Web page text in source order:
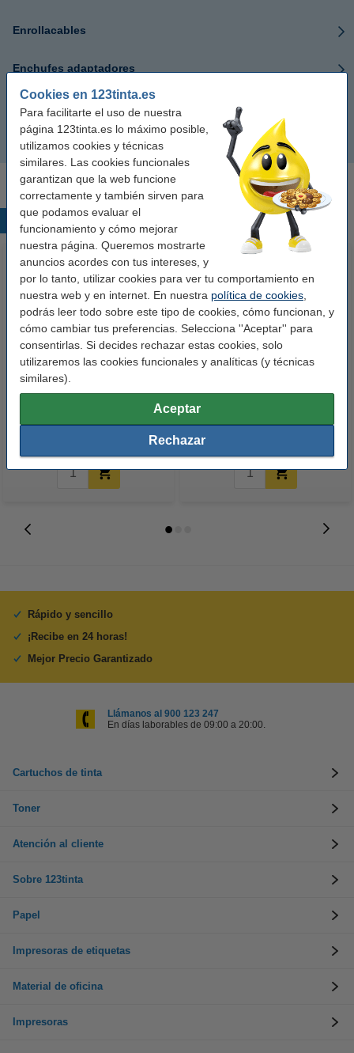
Cookies en 123tinta.es
Para facilitarte el uso de nuestra
página 123tinta.es lo máximo posible,
utilizamos cookies y técnicas
similares. Las cookies funcionales
garantizan que la web funcione
correctamente y también sirven para
que podamos evaluar el
funcionamiento y cómo mejorar
nuestra página. Queremos mostrarte
anuncios acordes con tus intereses, y
por lo tanto, utilizar cookies para ver tu comportamiento en
nuestra web y en internet. En nuestra política de cookies
podrás leer todo sobre este tipo de cookies, cómo funcionan, y
cómo cambiar tus preferencias. Selecciona ''Aceptar'' para
consentirlas. Si decides rechazar estas cookies, solo
utilizaremos las cookies funcionales y analíticas (y técnicas
similares).
Aceptar
Rechazar
Enrollacables
Enchufes adaptadores
Enchufes para viajes
Regletas de enchufes 123tinta
Premium Glossy brillo alto | 10 x
10,50 € Incl. 21% IVA
123tinta Pilas Alcalinas Xtreme
14,50 € Incl. 21% IVA
Rápido y sencillo
¡Recibe en 24 horas!
Mejor Precio Garantizado
Llámanos al 900 123 247
En días laborables de 09:00 a 20:00.
Cartuchos de tinta
Toner
Atención al cliente
Sobre 123tinta
Papel
Impresoras de etiquetas
Material de oficina
Impresoras